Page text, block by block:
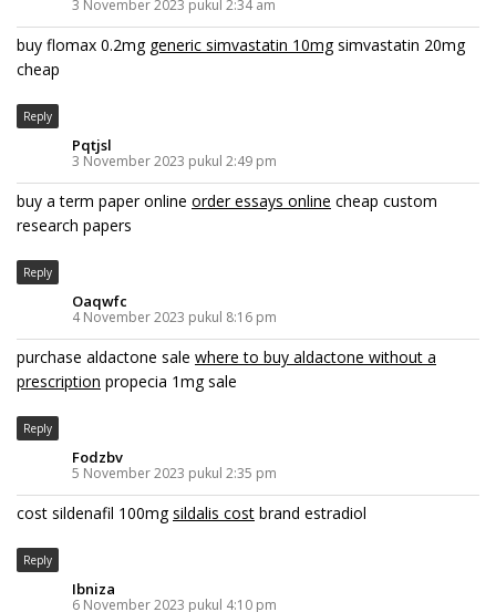
3 November 2023 pukul 2:34 am
buy flomax 0.2mg generic simvastatin 10mgsimvastatin 20mg
cheap
Reply
Pqtjsl
3 November 2023 pukul 2:49 pm
buy a term paper online order essays online cheap custom
research papers
Reply
Oaqwfc
4 November 2023 pukul 8:16 pm
purchase aldactone sale where to buy aldactone without a
prescription propecia 1mg sale
Reply
Fodzbv
5 November 2023 pukul 2:35 pm
cost sildenafil 100mgsildalis cost brand estradiol
Reply
Ibniza
6 November 2023 pukul 4:10 pm